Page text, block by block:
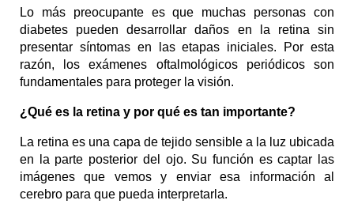
Lo más preocupante es que muchas personas con
diabetes pueden desarrollar daños en la retina sin
presentar síntomas en las etapas iniciales. Por esta
razón, los exámenes oftalmológicos periódicos son
fundamentales para proteger la visión.
¿Qué es la retina y por qué es tan importante?
La retina es una capa de tejido sensible a la luz ubicada
en la parte posterior del ojo. Su función es captar las
imágenes que vemos y enviar esa información al
cerebro para que pueda interpretarla.